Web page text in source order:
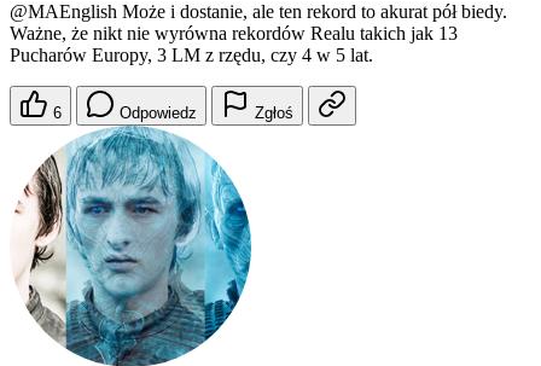
@MAEnglish Może i dostanie, ale ten rekord to akurat pół biedy.
Ważne, że nikt nie wyrówna rekordów Realu takich jak 13
Pucharów Europy, 3 LM z rzędu, czy 4 w 5 lat.
6 Odpowiedz Zgłoś